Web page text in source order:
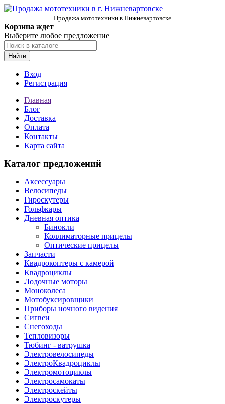
Продажа мототехники в Нижневартовске
Корзина ждет
Выберите любое предложение
Найти
Вход
Регистрация
Главная
Блог
Доставка
Оплата
Контакты
Карта сайта
Каталог предложений
Аксессуары
Велосипеды
Гироскутеры
Гольфкары
Дневная оптика
Бинокли
Коллиматорные прицелы
Оптические прицелы
Запчасти
Квадрокоптеры с камерой
Квадроциклы
Лодочные моторы
Моноколеса
Мотобуксировщики
Приборы ночного видения
Сигвеи
Снегоходы
Тепловизоры
Тюбинг - ватрушка
Электровелосипеды
ЭлектроКвадроциклы
Электромотоциклы
Электросамокаты
Электроскейты
Электроскутеры